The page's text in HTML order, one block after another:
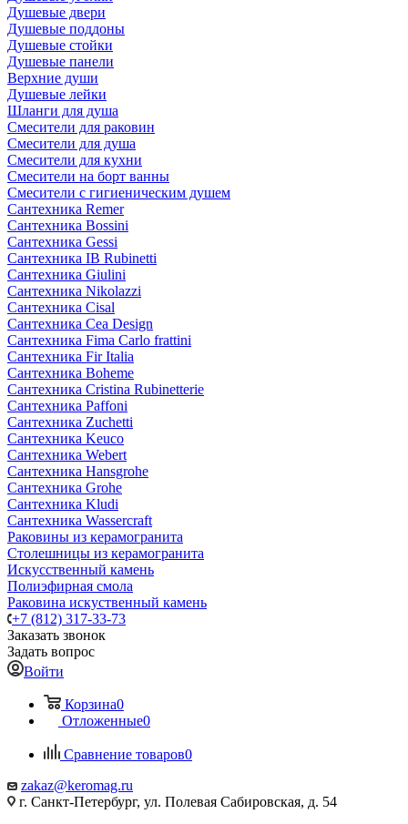
Душевые двери
Душевые поддоны
Душевые стойки
Душевые панели
Верхние души
Душевые лейки
Шланги для душа
Смесители для раковин
Смесители для душа
Смесители для кухни
Смесители на борт ванны
Смесители с гигиеническим душем
Сантехника Remer
Сантехника Bossini
Сантехника Gessi
Сантехника IB Rubinetti
Сантехника Giulini
Сантехника Nikolazzi
Сантехника Cisal
Сантехника Cea Design
Сантехника Fima Carlo frattini
Сантехника Fir Italia
Сантехника Boheme
Сантехника Cristina Rubinetterie
Сантехника Paffoni
Сантехника Zuchetti
Сантехника Keuco
Сантехника Webert
Сантехника Hansgrohe
Сантехника Grohe
Сантехника Kludi
Сантехника Wassercraft
Раковины из керамогранита
Столешницы из керамогранита
Искусственный камень
Полиэфирная смола
Раковина искуственный камень
+7 (812) 317-33-73
Заказать звонок
Задать вопрос
Войти
Корзина0
Отложенные0
Сравнение товаров0
zakaz@keromag.ru
г. Санкт-Петербург, ул. Полевая Сабировская, д. 54